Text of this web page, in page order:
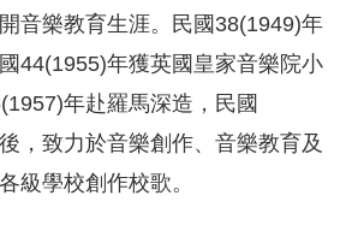
音樂教育生涯。民國38(1949)年
44(1955)年獲英國皇家音樂院小
年赴羅馬深造，民國
，致力於音樂創作、音樂教育及
級學校創作校歌。